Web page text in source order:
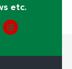
etc.